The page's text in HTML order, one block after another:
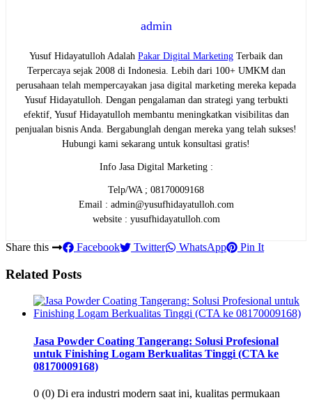
admin
Yusuf Hidayatulloh Adalah Pakar Digital Marketing Terbaik dan
Terpercaya sejak 2008 di Indonesia. Lebih dari 100+ UMKM dan
perusahaan telah mempercayakan jasa digital marketing mereka kepada
Yusuf Hidayatulloh. Dengan pengalaman dan strategi yang terbukti
efektif, Yusuf Hidayatulloh membantu meningkatkan visibilitas dan
penjualan bisnis Anda. Bergabunglah dengan mereka yang telah sukses!
Hubungi kami sekarang untuk konsultasi gratis!
Info Jasa Digital Marketing :
Telp/WA ; 08170009168
Email : admin@yusufhidayatulloh.com
website : yusufhidayatulloh.com
Share this Facebook Twitter WhatsApp Pin It
Related Posts
Jasa Powder Coating Tangerang: Solusi Profesional
untuk Finishing Logam Berkualitas Tinggi (CTA ke
08170009168)
0 (0) Di era industri modern saat ini, kualitas permukaan